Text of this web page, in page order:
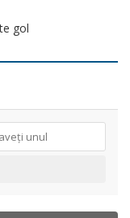
gol